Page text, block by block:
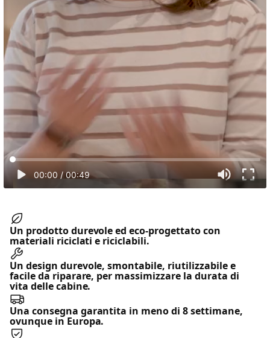
00:00 /00:49
Un prodotto durevole ed eco-progettato con
materiali riciclati e riciclabili.
Un design durevole, smontabile, riutilizzabile e
facile da riparare, per massimizzare la durata di
vita delle cabine.
Una consegna garantita in meno di 8 settimane,
ovunque in Europa.